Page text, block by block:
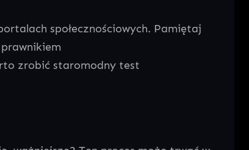
społecznościowych. Pamiętaj
zrobić staromodny test